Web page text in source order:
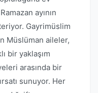
ayının
Gayrimüslim
Müslüman aileler,
bir yaklaşım
arasında bir
sunuyor. Her